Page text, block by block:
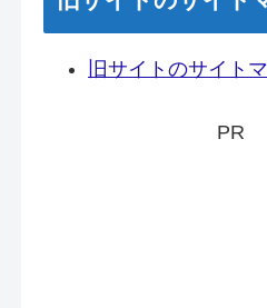
旧サイトのサイト
PR